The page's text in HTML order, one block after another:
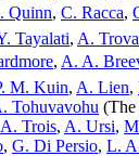
Quinn, C. Racca,
Tayalati, A.
, A. A.
M. Kuin, A. Lien,
Tohuvavohu
A. Trois, A. Ursi,
, G. Di Persio, L.